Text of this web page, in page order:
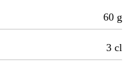
60 g
3 cl